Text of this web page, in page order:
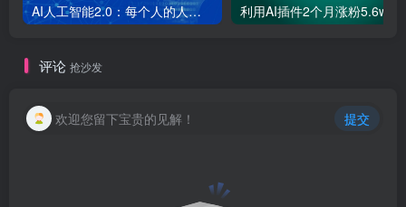
AI人工智能2.0：每个人的人工智能课：从现在开始学习AI（38节课）
评论 抢沙发
欢迎您留下宝贵的见解！ 提交